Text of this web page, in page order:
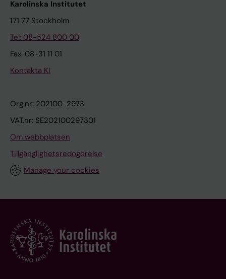
Karolinska Institutet
171 77 Stockholm
Tel: 08-524 800 00
Fax: 08-31 11 01
Kontakta KI
Org.nr: 202100-2973
VAT.nr: SE202100297301
Om webbplatsen
Tillgänglighetsredogörelse
Manage your cookies